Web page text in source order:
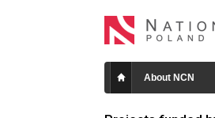
About NCN